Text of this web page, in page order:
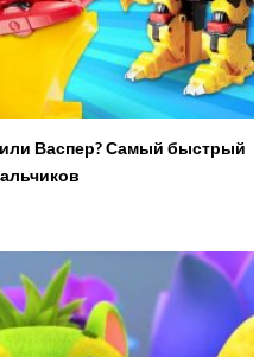
Васпер? Самый быстрый